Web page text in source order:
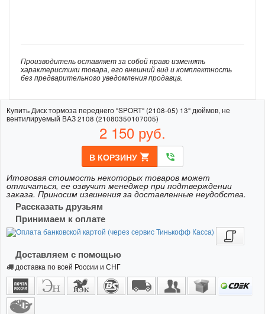
Производитель оставляет за собой право изменять
характеристики товара, его внешний вид и комплектность
без предварительного уведомления продавца.
Купить Диск тормоза переднего "SPORT" (2108-05) 13" дюймов, не
вентилируемый ВАЗ 2108 (21080350107005)
2 150 руб.
В КОРЗИНУ shopping_cart phone_in_talk
Итоговая стоимость некоторых товаров может
отличаться, ее озвучит менеджер при подтверждении
заказа. Приносим извинения за доставленные неудобства.
Рассказать друзьям
Принимаем к оплате
Доставляем с помощью
доставка по всей России и СНГ